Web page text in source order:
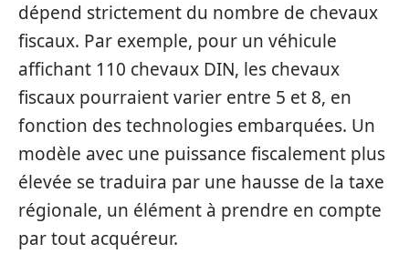
dépend strictement du nombre de chevaux
fiscaux. Par exemple, pour un véhicule
affichant 110 chevaux DIN, les chevaux
fiscaux pourraient varier entre 5 et 8, en
fonction des technologies embarquées. Un
modèle avec une puissance fiscalement plus
élevée se traduira par une hausse de la taxe
régionale, un élément à prendre en compte
par tout acquéreur.